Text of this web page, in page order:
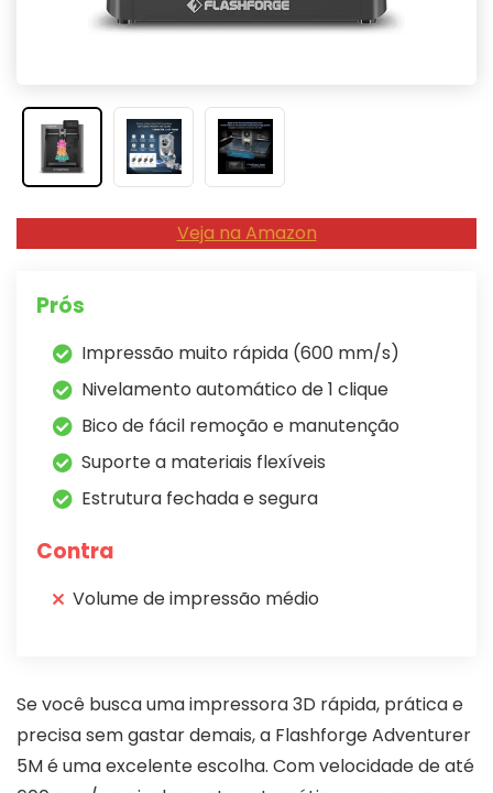
Veja na Amazon
Prós
Impressão muito rápida (600 mm/s)
Nivelamento automático de 1 clique
Bico de fácil remoção e manutenção
Suporte a materiais flexíveis
Estrutura fechada e segura
Contra
Volume de impressão médio
Se você busca uma impressora 3D rápida, prática e
precisa sem gastar demais, a Flashforge Adventurer
5M é uma excelente escolha. Com velocidade de até